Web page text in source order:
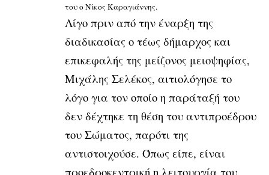
του ο Νίκος Καραγιάννης.
Λίγο πριν από την έναρξη της
διαδικασίας ο τέως δήμαρχος και
επικεφαλής της μείζονος μειοψηφίας,
Μιχάλης Σελέκος, αιτιολόγησε το
λόγο για τον οποίο η παράταξή του
δεν δέχτηκε τη θέση του αντιπροέδρου
του Σώματος, παρότι της
αντιστοιχούσε. Όπως είπε, είναι
προεδροκεντρική η λειτουργία του